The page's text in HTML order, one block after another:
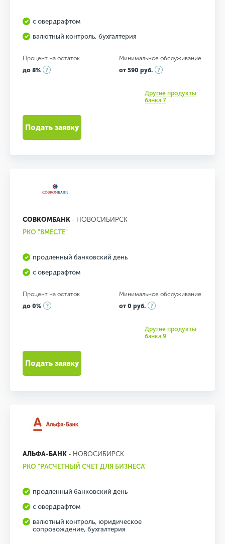
с овердрафтом
валютный контроль, бухгалтерия
Процент на остаток
до 8%
Минимальное обслуживание
от 590 руб.
Другие продукты
банка 7
Подать заявку
СОВКОМБАНК - НОВОСИБИРСК
РКО "ВМЕСТЕ"
продленный банковский день
с овердрафтом
Процент на остаток
до 0%
Минимальное обслуживание
от 0 руб.
Другие продукты
банка 9
Подать заявку
АЛЬФА-БАНК - НОВОСИБИРСК
РКО "РАСЧЕТНЫЙ СЧЕТ ДЛЯ БИЗНЕСА"
продленный банковский день
с овердрафтом
валютный контроль, юридическое
сопровождение, бухгалтерия